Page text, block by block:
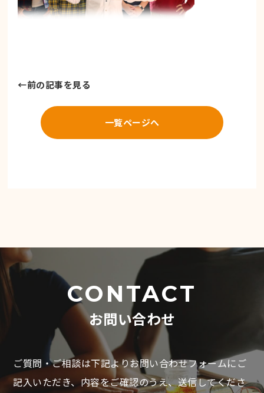
←前の記事を見る
一覧ページへ
CONTACT
お問い合わせ
ご質問・ご相談は下記よりお問い合わせフォームにご
記入いただき、内容をご確認のうえ、送信してくださ